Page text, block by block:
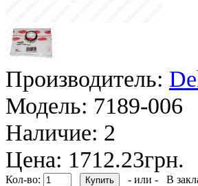
Производитель:
Модель: 7189-006
Наличие: 2
Цена: 1712.23грн.
Кол-во: - или -
В